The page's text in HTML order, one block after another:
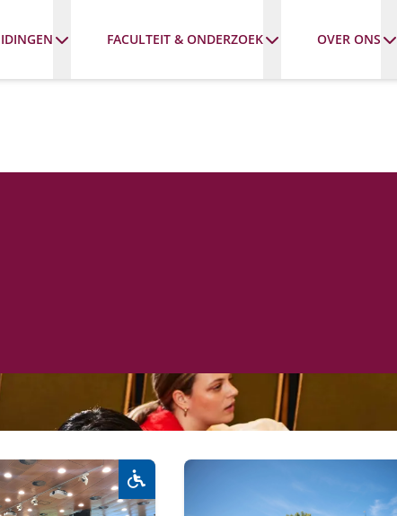
FACULTEIT & ONDERZOEK OVER ONS
Rolstoeltoegankelijk:Ja